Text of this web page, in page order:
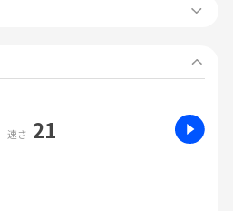
速さ 21